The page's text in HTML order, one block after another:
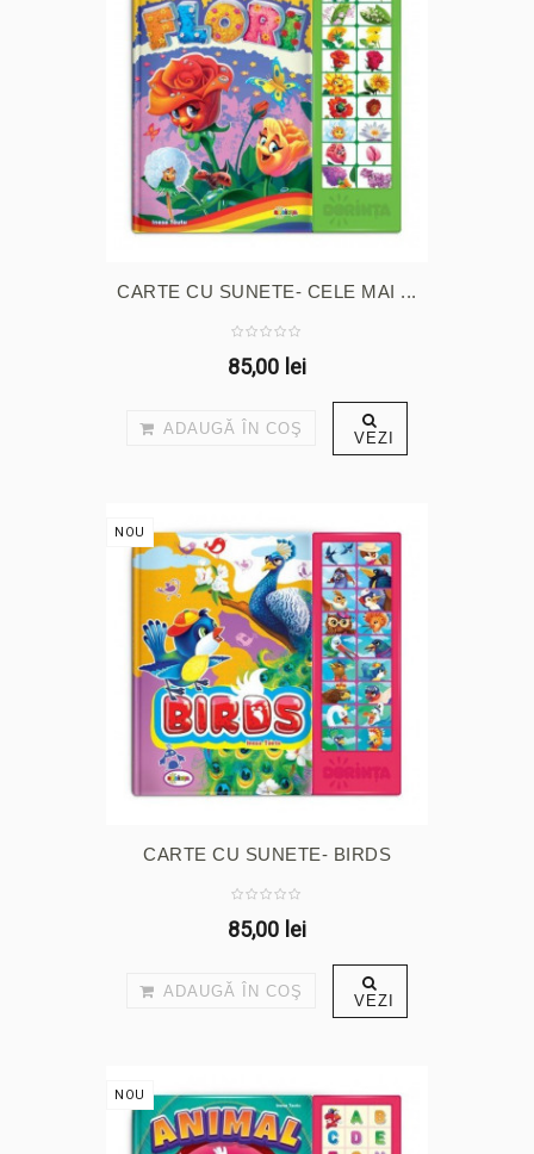
CARTE CU SUNETE- CELE MAI ...
85,00 lei
ADAUGĂ ÎN COŞ VEZI
NOU
CARTE CU SUNETE- BIRDS
85,00 lei
ADAUGĂ ÎN COŞ VEZI
NOU